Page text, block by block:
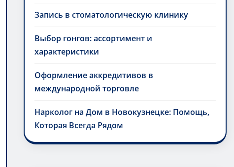
Запись в стоматологическую клинику
Выбор гонгов: ассортимент и
характеристики
Оформление аккредитивов в
международной торговле
Нарколог на Дом в Новокузнецке: Помощь,
Которая Всегда Рядом